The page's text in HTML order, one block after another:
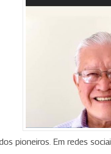
pioneiros. Em redes